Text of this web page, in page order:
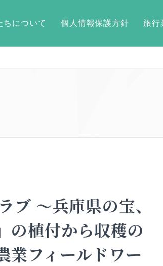
ちについて 個人情報保護方針 旅行
ブ ～兵庫県の宝、
の植付から収穫の
業フィールドワー